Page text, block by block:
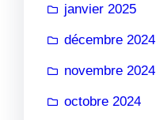
janvier 2025
décembre 2024
novembre 2024
octobre 2024